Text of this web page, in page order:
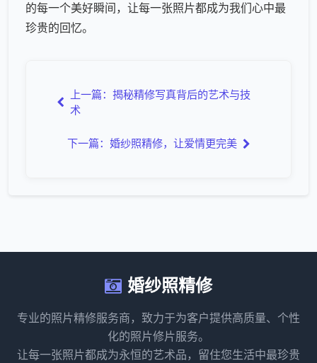
的每一个美好瞬间，让每一张照片都成为我们心中最
珍贵的回忆。
上一篇：揭秘精修写真背后的艺术与技
术
下一篇：婚纱照精修，让爱情更完美
婚纱照精修
专业的照片精修服务商，致力于为客户提供高质量、个性
化的照片修片服务。
让每一张照片都成为永恒的艺术品，留住您生活中最珍贵